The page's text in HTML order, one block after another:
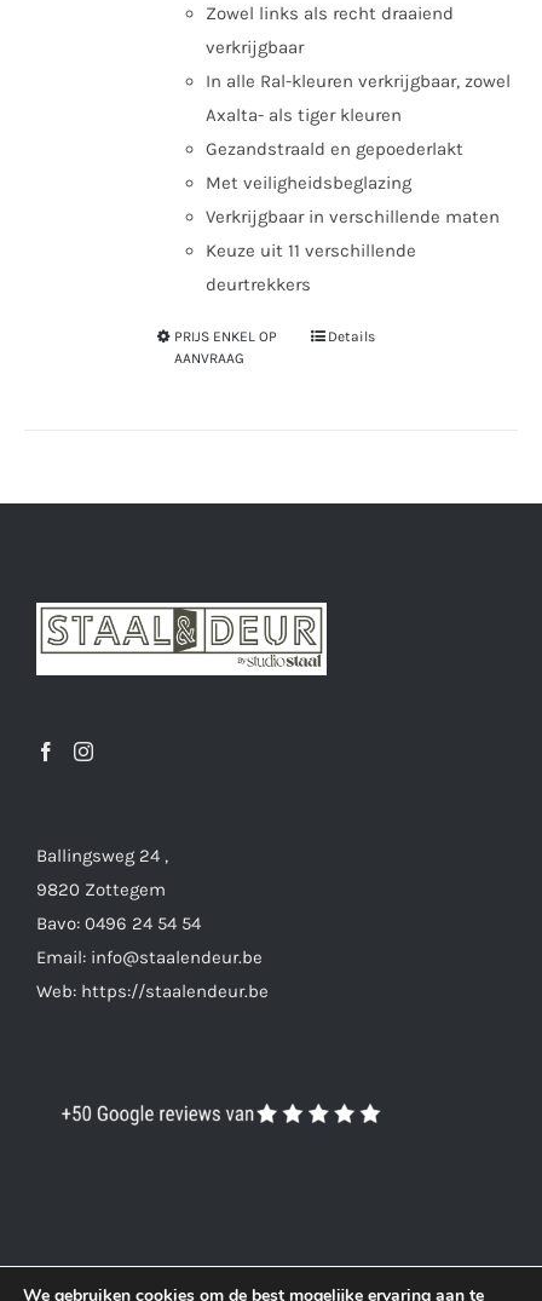
Zowel links als recht draaiend
verkrijgbaar
In alle Ral-kleuren verkrijgbaar, zowel
Axalta- als tiger kleuren
Gezandstraald en gepoederlakt
Met veiligheidsbeglazing
Verkrijgbaar in verschillende maten
Keuze uit 11 verschillende
deurtrekkers
PRIJS ENKEL OP
AANVRAAG
Dit
Deze
gekozen
worden
op
Details
Ballingsweg 24 ,
9820 Zottegem
Bavo: 0496 24 54 54
Email: info@staalendeur.be
Web: https://staalendeur.be
We gebruiken cookies om de best mogelijke ervaring aan te